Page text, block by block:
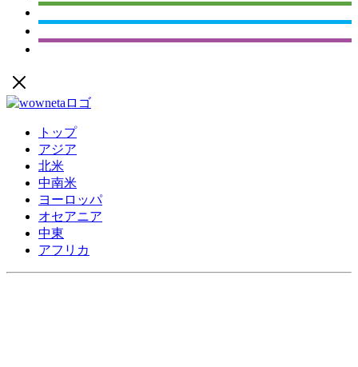
トップ
アジア
北米
中南米
ヨーロッパ
オセアニア
中東
アフリカ